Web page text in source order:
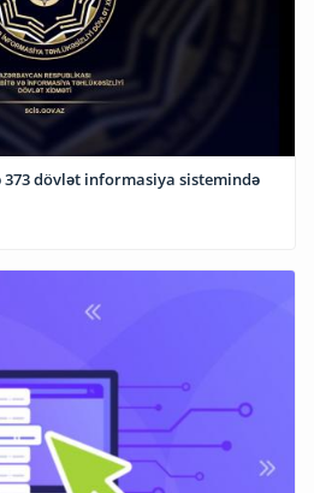
dövlət informasiya sistemində